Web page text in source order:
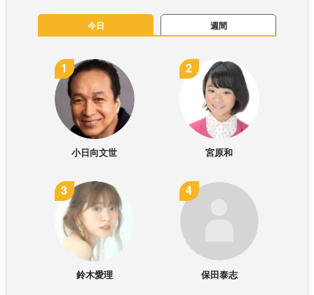
今日 週間
小日向文世 宮原和
鈴木愛理 保田泰志